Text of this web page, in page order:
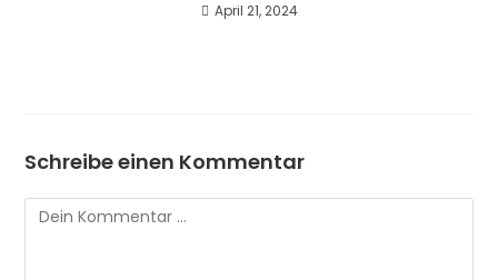
April 21, 2024
Schreibe einen Kommentar
Kommentar